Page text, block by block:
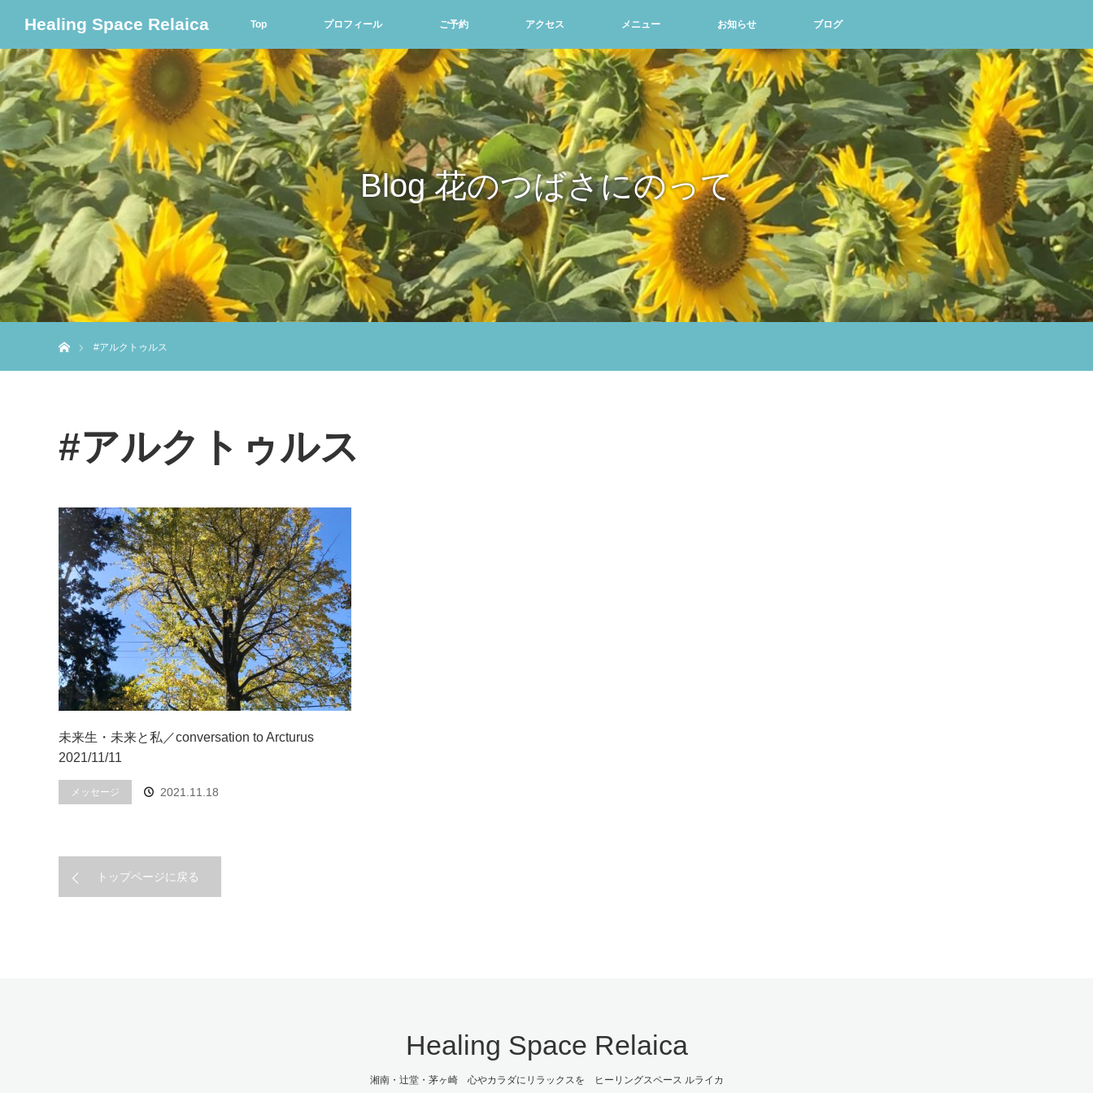
Healing Space Relaica Top プロフィール ご予約 アクセス メニュー お知らせ ブログ
Blog 花のつばさにのって
#アルクトゥルス
#アルクトゥルス
未来生・未来と私／conversation to Arcturus
2021/11/11
メッセージ 2021.11.18
トップページに戻る
Healing Space Relaica
湘南・辻堂・茅ヶ崎 心やカラダにリラックスを ヒーリングスペース ルライカ